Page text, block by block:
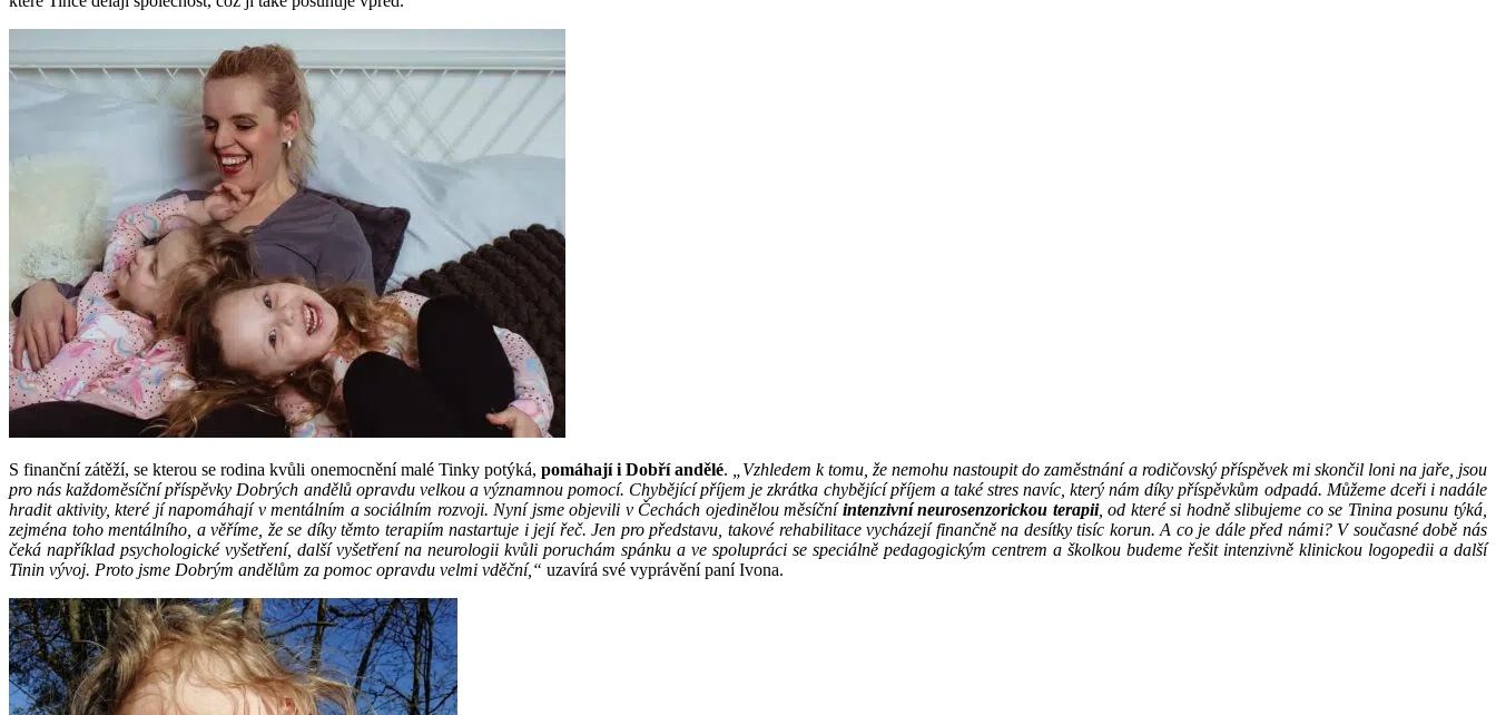
S finanční zátěží, se kterou se rodina kvůli onemocnění malé Tinky potýká, pomáhají i Dobří andělé.
„Vzhledem k tomu, že nemohu nastoupit do zaměstnání a rodičovský příspěvek mi skončil loni na jaře, jsou
pro nás každoměsíční příspěvky Dobrých andělů opravdu velkou a významnou pomocí. Chybějící příjem je zkrátka chybějící příjem a také stres navíc, který nám díky příspěvkům odpadá. Můžeme dceři i nadále
hradit aktivity, které jí napomáhají v mentálním a sociálním rozvoji. Nyní jsme objevili v Čechách ojedinělou měsíčníintenzivní neurosenzorickou terapii, od které si hodně slibujeme co se Tinina posunu týká,
zejména toho mentálního, a věříme, že se díky těmto terapiím nastartuje i její řeč. Jen pro představu, takové rehabilitace vycházejí finančně na desítky tisíc korun. A co je dále před námi? V současné době nás
čeká například psychologické vyšetření, další vyšetření na neurologii kvůli poruchám spánku a ve spolupráci se speciálně pedagogickým centrem a školkou budeme řešit intenzivně klinickou logopedii a další
Tinin vývoj. Proto jsme Dobrým andělům za pomoc opravdu velmi vděční,“ uzavírá své vyprávění paní Ivona.